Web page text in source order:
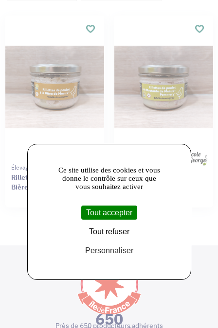
Élevage Avicole Saint-Georges
Rillettes de poulet à la
Bière de Meaux
Élevage Avicole Saint-Georges
Rillette de poulet à la
Moutarde de Meaux
650
Près de 650 producteurs adhérents
Ce site utilise des cookies et vous
donne le contrôle sur ceux que
vous souhaitez activer
Tout accepter
Tout refuser
Personnaliser